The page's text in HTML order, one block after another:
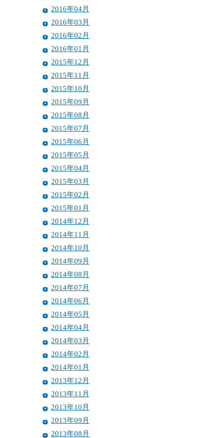
2016年04月
2016年03月
2016年02月
2016年01月
2015年12月
2015年11月
2015年10月
2015年09月
2015年08月
2015年07月
2015年06月
2015年05月
2015年04月
2015年03月
2015年02月
2015年01月
2014年12月
2014年11月
2014年10月
2014年09月
2014年08月
2014年07月
2014年06月
2014年05月
2014年04月
2014年03月
2014年02月
2014年01月
2013年12月
2013年11月
2013年10月
2013年09月
2013年08月